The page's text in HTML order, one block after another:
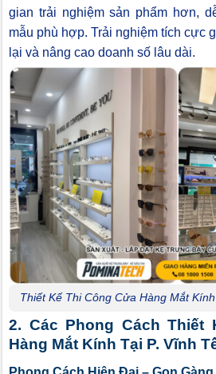
gian trải nghiệm sản phẩm hơn,
mẫu phù hợp. Trải nghiệm tích cực
lại và nâng cao doanh số lâu dài.
Thiết Kế Thi Công Cửa Hàng Mắt
2. Các Phong Cách Thiết
Hàng Mắt Kính Tại P. Vĩnh